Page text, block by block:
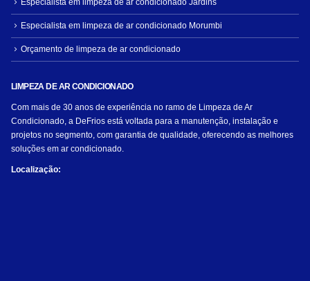
Especialista em limpeza de ar condicionado Jardins
Especialista em limpeza de ar condicionado Morumbi
Orçamento de limpeza de ar condicionado
LIMPEZA DE AR CONDICIONADO
Com mais de 30 anos de experiência no ramo de Limpeza de Ar
Condicionado, a DeFrios está voltada para a manutenção, instalação e
projetos no segmento, com garantia de qualidade, oferecendo as melhores
soluções em ar condicionado.
Localização: